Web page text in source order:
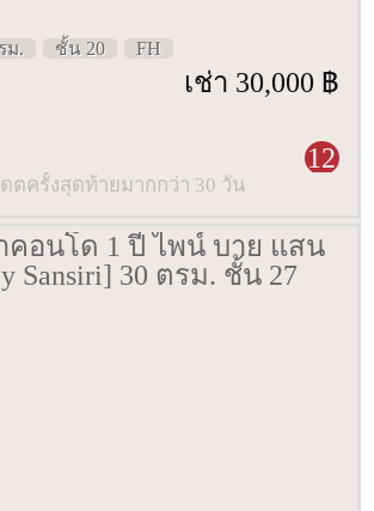
ม. ชั้น 20 FH
เช่า 30,000 ฿
12
ดตครั้งสุดท้ายมากกว่า 30 วัน
คอนโด 1 ปี ไพน์ บาย แสน
Sansiri] 30 ตรม. ชั้น 27